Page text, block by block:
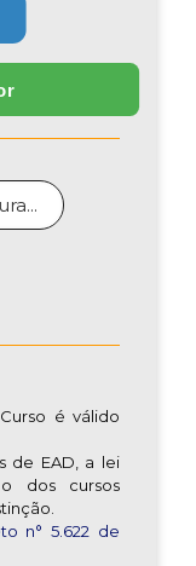
é válido
de EAD, a lei
dos cursos
n° 5.622 de